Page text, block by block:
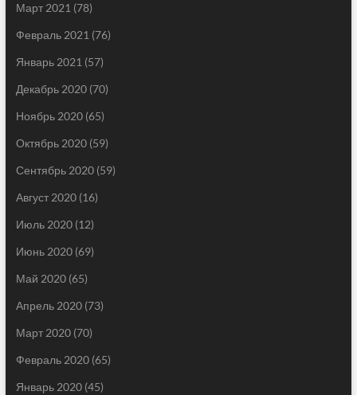
Март 2021 (78)
Февраль 2021 (76)
Январь 2021 (57)
Декабрь 2020(70)
Ноябрь 2020(65)
Октябрь 2020(59)
Сентябрь 2020(59)
Август 2020(16)
Июль 2020(12)
Июнь 2020(69)
Май 2020(65)
Апрель 2020(73)
Март 2020(70)
Февраль 2020(65)
Январь 2020(45)